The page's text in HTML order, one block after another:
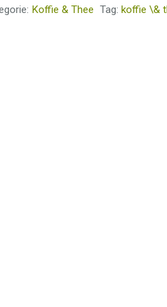
Koffie & Thee Tag: koffie \&